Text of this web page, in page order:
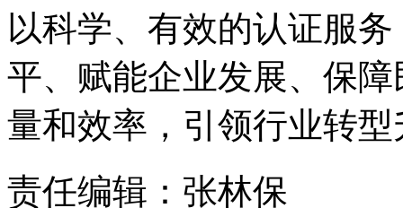
以科学、有效的认证服
平、赋能企业发展、保
量和效率，引领行业转
责任编辑：张林保